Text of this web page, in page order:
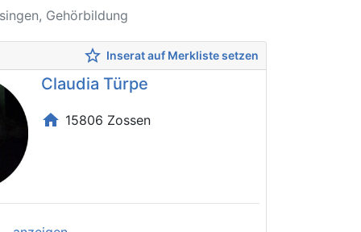
Gehörbildung
star_border Inserat auf Merkliste setzen
Claudia Türpe
home 15806 Zossen